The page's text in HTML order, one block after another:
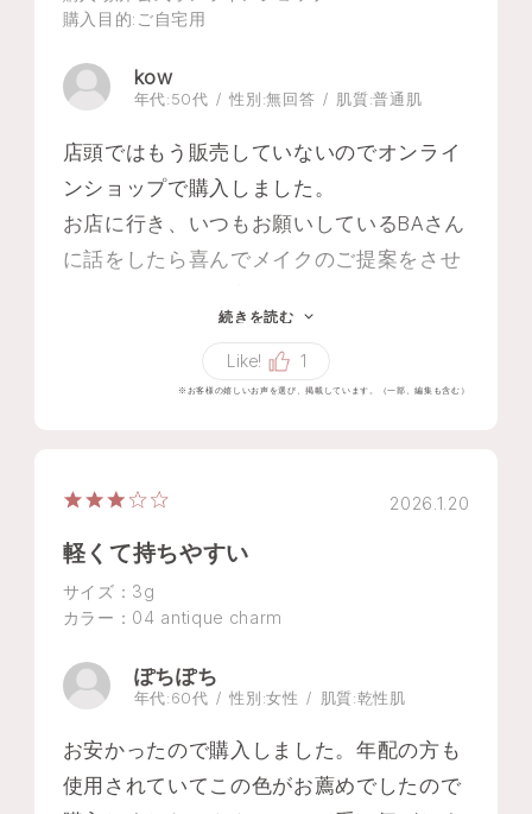
購入目的:ご自宅用
kow
年代:50代 性別:無回答 肌質:普通肌
店頭ではもう販売していないのでオンライ
ンショップで購入しました。
お店に行き、いつもお願いしているBAさん
に話をしたら喜んでメイクのご提案をさせ
リップを持ってこの色に合うメイクをして
いただきました。マットなのに綺麗に発色
して大人可愛い感じでした。リップが主役
いただきありがとうございました。
ちなみにケースが別売りだとは気付かなく
あまりないみたいなので捜して買いたいと
思います。
続きを読む
Like! 1
※お客様の嬉しいお声を選び、掲載しています。（一部、編集も含む）
2026.1.20
軽くて持ちやすい
サイズ：3g
カラー：04 antique charm
ぽちぽち
年代:60代 性別:女性 肌質:乾性肌
お安かったので購入しました。年配の方も
使用されていてこの色がお薦めでしたので